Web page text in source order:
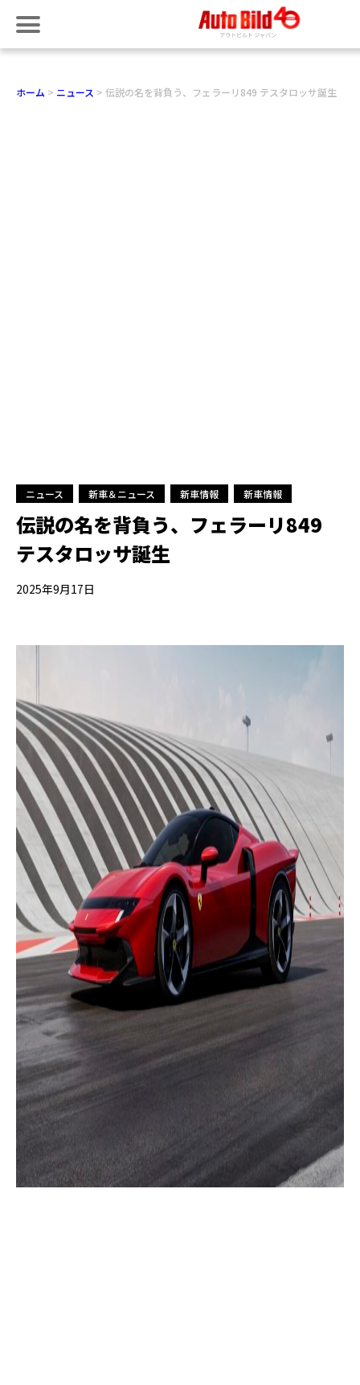
ホーム ニュース 伝説の名を背負う、フェラーリ849 テスタロッサ誕生
ニュース 新車＆ニュース 新車情報 新車情報
伝説の名を背負う、フェラーリ849
テスタロッサ誕生
2025年9月17日